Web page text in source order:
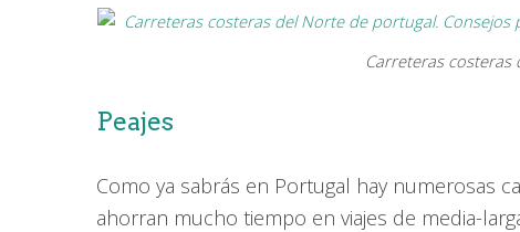
Carreteras
Peajes
Como ya sabrás en Portugal hay numerosas
ahorran mucho tiempo en viajes de media-